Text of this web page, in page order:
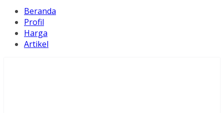
Beranda
Profil
Harga
Artikel